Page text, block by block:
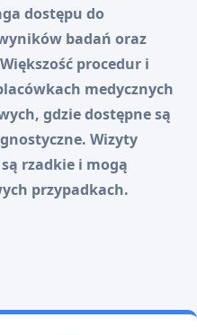
dostępu do
badań oraz
procedur i
medycznych
gdzie dostępne są
Wizyty
rzadkie i mogą
przypadkach.